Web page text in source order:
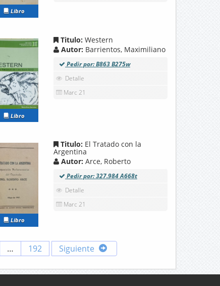
Libro
Libro
Titulo: Western
Autor: Barrientos, Maximiliano
Pedir por: B863 B275w
Detalle
Marc 21
Libro
Titulo: El Tratado con la
Argentina
Autor: Arce, Roberto
Pedir por: 327.984 A668t
Detalle
Marc 21
… 192 Siguiente